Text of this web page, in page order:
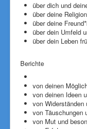
über dich und
über deine
über deine
über dein Umfeld
über dein Leben
Berichte
von deinen
von deinen Ideen
von Widerständen
von Täuschungen
von Mut und